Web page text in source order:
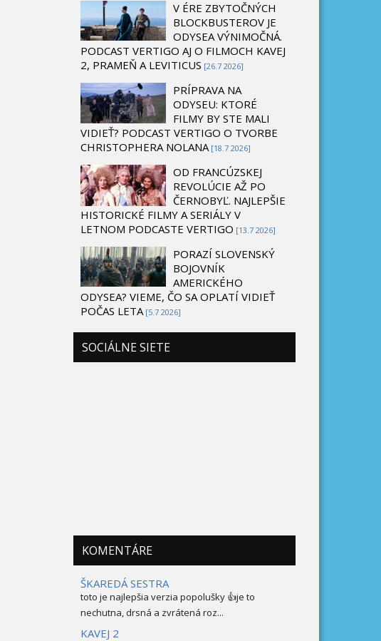
V ÉRE ZBYTOČNÝCH
BLOCKBUSTEROV JE
ODYSEA VÝNIMOČNÁ.
PODCAST VERTIGO AJ O FILMOCH KAVEJ
2, PRAMEŇ A LEVITICUS [26.7 2026]
PRÍPRAVA NA
ODYSEU: KTORÉ
FILMY BY STE MALI
VIDIEŤ? PODCAST VERTIGO O TVORBE
CHRISTOPHERA NOLANA [18.7 2026]
OD FRANCÚZSKEJ
REVOLÚCIE AŽ PO
ČERNOBYĽ. NAJLEPŠIE
HISTORICKÉ FILMY A SERIÁLY V
LETNOM PODCASTE VERTIGO [13.7 2026]
PORAZÍ SLOVENSKÝ
BOJOVNÍK
AMERICKÉHO
ODYSEA? VIEME, ČO SA OPLATÍ VIDIEŤ
POČAS LETA [5.7 2026]
SOCIÁLNE SIETE
KOMENTÁRE
ŠKAREDÁ SESTRA
toto je najlepšia verzia popolušky 👍je to
nechutna, drsná a zvrátená roz...
KAVEJ 2